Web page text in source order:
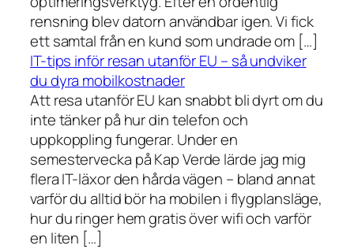
rensning blev datorn användbar igen. Vi fick
ett samtal från en kund som undrade om […]
IT-tips inför resan utanför EU – så undviker
du dyra mobilkostnader
Att resa utanför EU kan snabbt bli dyrt om du
inte tänker på hur din telefon och
uppkoppling fungerar. Under en
semestervecka på Kap Verde lärde jag mig
flera IT-läxor den hårda vägen – bland annat
varför du alltid bör ha mobilen i flygplansläge,
hur du ringer hem gratis över wifi och varför
en liten […]